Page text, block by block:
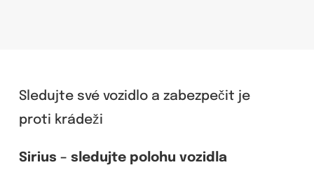
Sledujte své vozidlo a zabezpečit je
proti krádeži
Sirius – sledujte polohu vozidla